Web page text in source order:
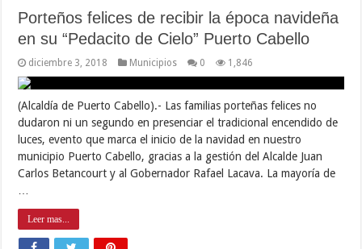
Porteños felices de recibir la época navideña
en su “Pedacito de Cielo” Puerto Cabello
diciembre 3, 2018 Municipios 0 1,846
(Alcaldía de Puerto Cabello).- Las familias porteñas felices no
dudaron ni un segundo en presenciar el tradicional encendido de
luces, evento que marca el inicio de la navidad en nuestro
municipio Puerto Cabello, gracias a la gestión del Alcalde Juan
Carlos Betancourt y al Gobernador Rafael Lacava. La mayoría de
Leer mas...